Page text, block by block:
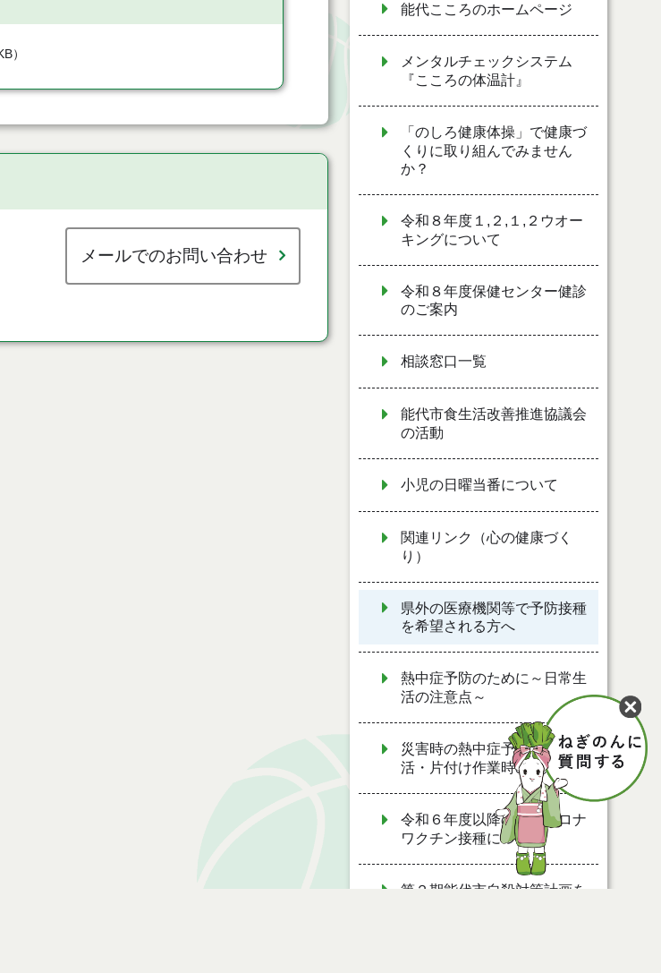
）
メールでのお問い合わせ
能代こころのホームページ
メンタルチェックシステム
『こころの体温計』
「のしろ健康体操」で健康づ
くりに取り組んでみません
か？
令和８年度１,２,１,２ウオー
キングについて
令和８年度保健センター健診
のご案内
相談窓口一覧
能代市食生活改善推進協議会
の活動
小児の日曜当番について
関連リンク（心の健康づく
り）
県外の医療機関等で予防接種
を希望される方へ
熱中症予防のために～日常生
活の注意点～
災害時の熱中症予防～避難生
活・片付け作業時の注意点～
令和６年度以降の新型コロナ
ワクチン接種について
第２期能代市自殺対策計画を